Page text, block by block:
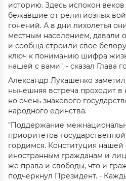
историю. Здесь испокон
бежавшие от религиозных
гонений. А в дни лихолетья
местным населением, давали
и сообща строили свое
ключ к пониманию шифра
нашей с вами", - сказал Глава
Александр Лукашенко
нынешняя встреча проходит в
но очень знакового
народного единства.
"Поддержание
приоритетов
гордимся. Конституция нашей
иностранным гражданам и
же права и свободы, что и
подчеркнул Президент. -